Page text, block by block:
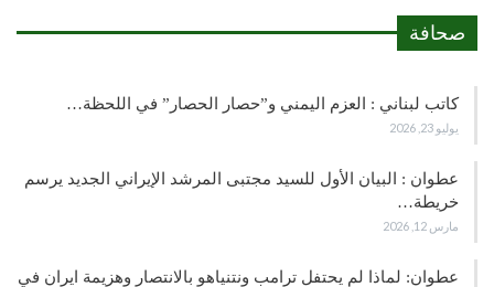
صحافة
كاتب لبناني : العزم اليمني و”حصار الحصار” في اللحظة…
يوليو 23, 2026
عطوان : البيان الأول للسيد مجتبى المرشد الإيراني الجديد يرسم
خريطة…
مارس 12, 2026
عطوان: لماذا لم يحتفل ترامب ونتنياهو بالانتصار وهزيمة ايران في